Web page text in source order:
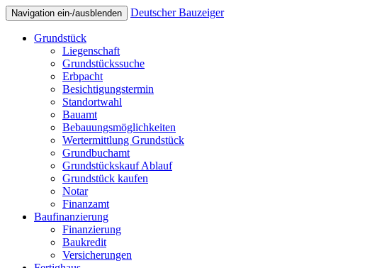
Navigation ein-/ausblenden Deutscher Bauzeiger
Grundstück
Liegenschaft
Grundstückssuche
Erbpacht
Besichtigungstermin
Standortwahl
Bauamt
Bebauungsmöglichkeiten
Wertermittlung Grundstück
Grundbuchamt
Grundstückskauf Ablauf
Grundstück kaufen
Notar
Finanzamt
Baufinanzierung
Finanzierung
Baukredit
Versicherungen